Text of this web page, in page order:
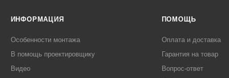
ИНФОРМАЦИЯ
Особенности монтажа
В помощь проектировщику
Видео
ПОМОЩЬ
Оплата и доставка
Гарантия на товар
Вопрос-ответ